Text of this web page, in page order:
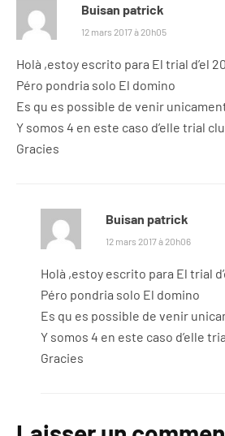
Buisan patrick
12 mars 2017 à 20h05
Holà ,estoy escrito para El trial d’el
Péro pondria solo El domino
Es qu es possible de venir
Y somos 4 en este caso d’elle trial
Gracies
Buisan patrick
12 mars 2017 à 20h06
Holà ,estoy escrito para El trial
Péro pondria solo El domino
Es qu es possible de venir
Y somos 4 en este caso d’elle
Gracies